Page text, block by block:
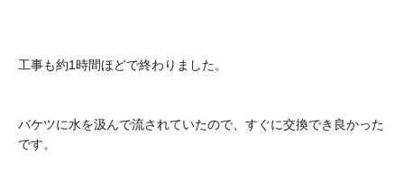
工事も約1時間ほどで終わりました。
バケツに水を汲んで流されていたので、すぐに交換でき良かった
です。